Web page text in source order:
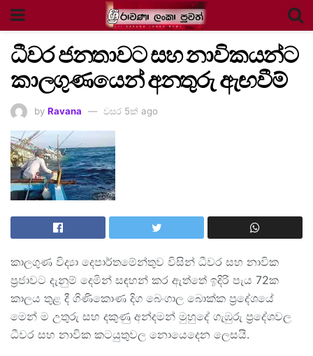
ධීවර ජනතාවට සහ නාවිකයන්ට
කාලගුණයෙන් අනතුරු ඇඟවීම්
by Ravana වසර 5ක් ago
කාලගුණ විද්‍යා දෙපාර්තමේන්තුව විසින් ධීවර සහ නාවික
ප්‍රජාවට දැනුම් දෙමින් සඳහන් කර ඇත්තේ ඉදිරි පැය 72ක
කාලය තුළ දී ගිණිකොණ දිග බෙංගාල බොක්ක ප්‍රදේශයේ
මෙන් ම උතුරු සහ දකුණු අන්දමන් මුහුදේ ගැඹුරු ප්‍රදේශවල
ධීවර සහ නාවික කටයුතුවල නොයෙදෙන ලෙසයි.